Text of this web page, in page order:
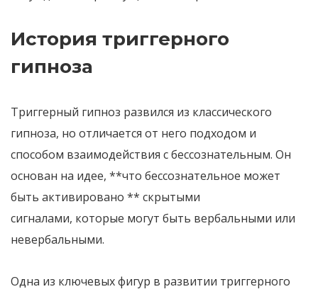
История триггерного
гипноза
Триггерный гипноз развился из классического
гипноза, но отличается от него подходом и
способом взаимодействия с бессознательным. Он
основан на идее, **что бессознательное может
быть активировано ** скрытыми
сигналами, которые могут быть вербальными или
невербальными.
Одна из ключевых фигур в развитии триггерного